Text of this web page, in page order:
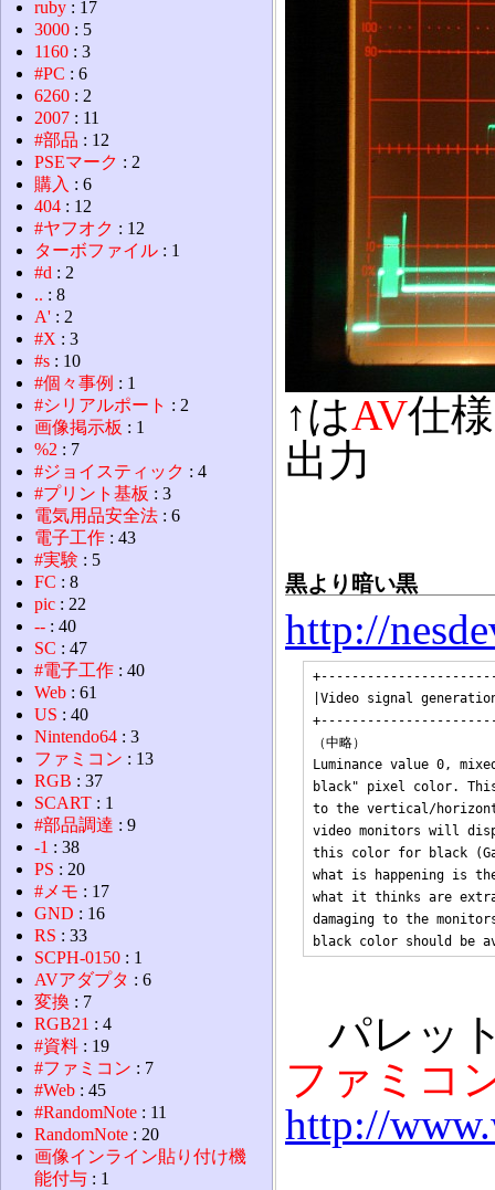
↑はAV仕様
出力
黒より暗い黒
http://
|Video signal
（中略）
Luminance value 0,
black" pixel color.
to the vertical/
video monitors will
this color for black
what is happening is
what it thinks are
damaging to the
パレッ
ファミコ
http://
ruby : 17
3000 : 5
1160 : 3
#PC : 6
6260 : 2
2007 : 11
#部品 : 12
PSEマーク : 2
購入 : 6
404 : 12
#ヤフオク : 12
ターボファイル : 1
#d : 2
.. : 8
A' : 2
#X : 3
#s : 10
#個々事例 : 1
#シリアルポート : 2
画像掲示板 : 1
%2 : 7
#ジョイスティック : 4
#プリント基板 : 3
電気用品安全法 : 6
電子工作 : 43
#実験 : 5
FC : 8
pic : 22
-- : 40
SC : 47
#電子工作 : 40
Web : 61
US : 40
Nintendo64 : 3
ファミコン : 13
RGB : 37
SCART : 1
#部品調達 : 9
-1 : 38
PS : 20
#メモ : 17
GND : 16
RS : 33
SCPH-0150 : 1
AVアダプタ : 6
変換 : 7
RGB21 : 4
#資料 : 19
#ファミコン : 7
#Web : 45
#RandomNote : 11
RandomNote : 20
画像インライン貼り付け機
能付与 : 1